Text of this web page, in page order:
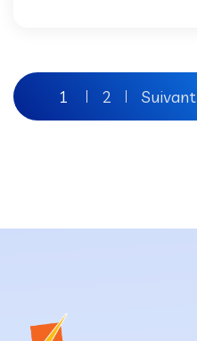
Pagination
des
1 2 Suivant